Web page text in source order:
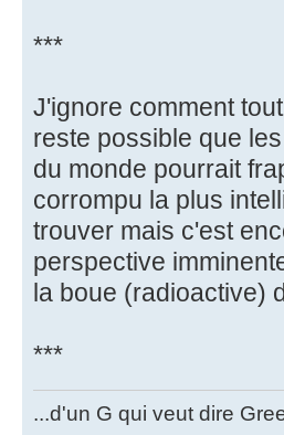
***
J'ignore comment
reste possible que
du monde pourrait
corrompu la plus
trouver mais c'est
perspective
la boue (radioactive)
***
...d'un G qui veut dire